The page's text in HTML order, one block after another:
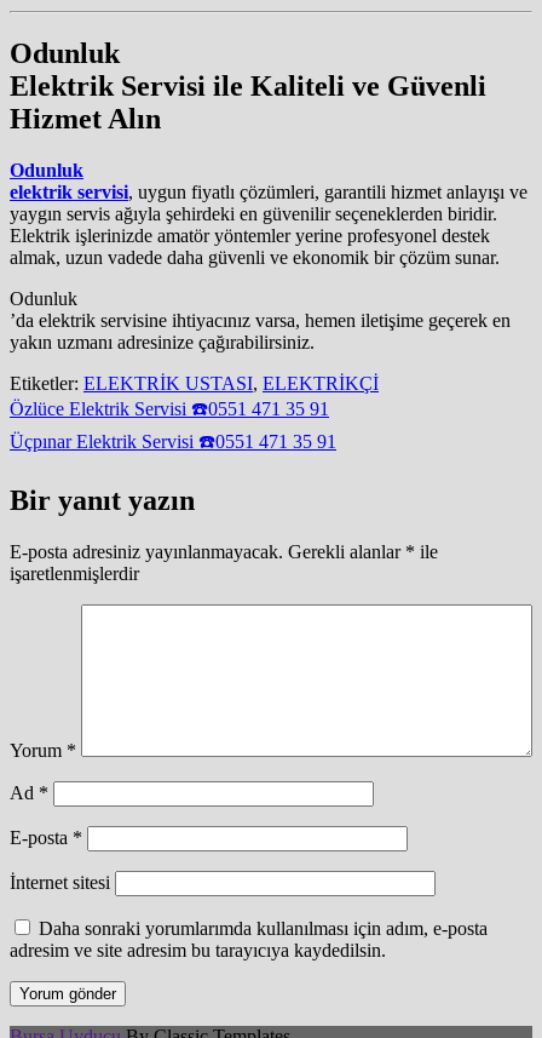
Odunluk
Elektrik Servisi ile Kaliteli ve Güvenli
Hizmet Alın
Odunluk
elektrik servisi, uygun fiyatlı çözümleri, garantili hizmet anlayışı ve
yaygın servis ağıyla şehirdeki en güvenilir seçeneklerden biridir.
Elektrik işlerinizde amatör yöntemler yerine profesyonel destek
almak, uzun vadede daha güvenli ve ekonomik bir çözüm sunar.
Odunluk
’da elektrik servisine ihtiyacınız varsa, hemen iletişime geçerek en
yakın uzmanı adresinize çağırabilirsiniz.
Etiketler: ELEKTRİK USTASI, ELEKTRİKÇİ
Yazı
gezinmesi
Özlüce Elektrik Servisi ☎️0551 471 35 91
Üçpınar Elektrik Servisi ☎️0551 471 35 91
Bir yanıt yazın
E-posta adresiniz yayınlanmayacak. Gerekli alanlar * ile
işaretlenmişlerdir
Yorum *
Ad *
E-posta *
İnternet sitesi
Daha sonraki yorumlarımda kullanılması için adım, e-posta
adresim ve site adresim bu tarayıcıya kaydedilsin.